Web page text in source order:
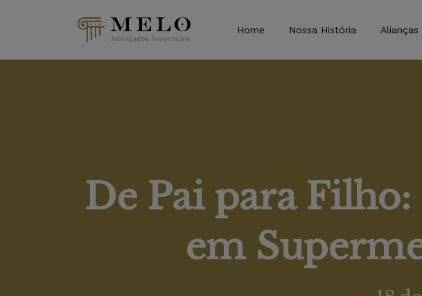
Home Nossa História Alianças
De Pai para Filho:
em